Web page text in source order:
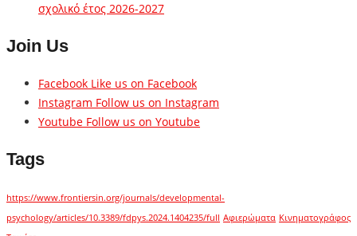
σχολικό έτος 2026-2027
Join Us
Facebook Like us on Facebook
Instagram Follow us on Instagram
Youtube Follow us on Youtube
Tags
https://www.frontiersin.org/journals/developmental-
psychology/articles/10.3389/fdpys.2024.1404235/full Αφιερώματα Κινηματογράφος